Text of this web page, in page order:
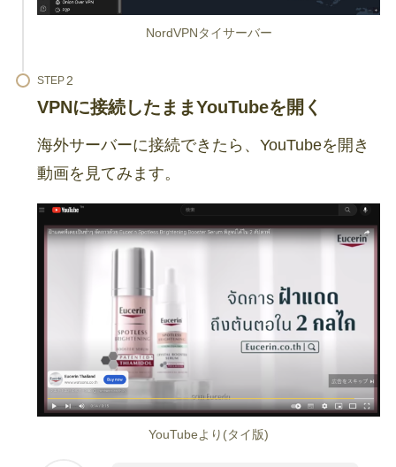
NordVPNタイサーバー
STEP
VPNに接続したままYouTubeを開く
海外サーバーに接続できたら、YouTubeを開き
動画を見てみます。
YouTubeより(タイ版)